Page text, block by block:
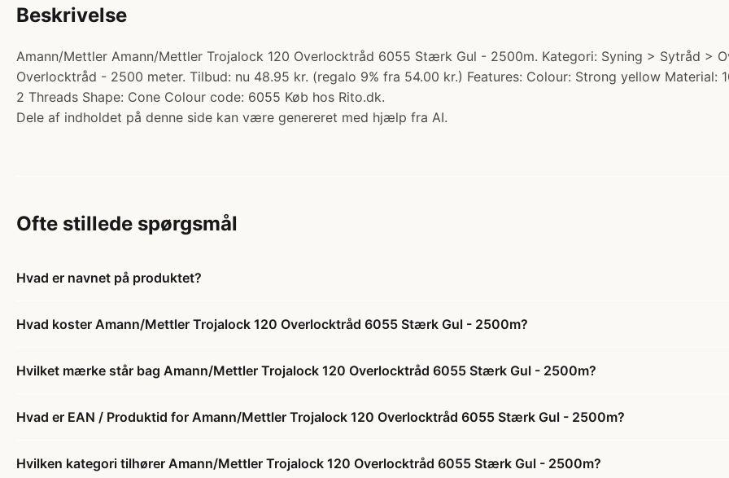
Beskrivelse
Amann/Mettler Amann/Mettler Trojalock 120 Overlocktråd 6055 Stærk Gul - 2500m. Kategori: Syning > Sytråd >
Overlocktråd - 2500 meter. Tilbud: nu 48.95 kr. (regalo 9% fra 54.00 kr.) Features: Colour: Strong yellow Material:
2 Threads Shape: Cone Colour code: 6055 Køb hos Rito.dk.
Dele af indholdet på denne side kan være genereret med hjælp fra AI.
Ofte stillede spørgsmål
Hvad er navnet på produktet?
Hvad koster Amann/Mettler Trojalock 120 Overlocktråd 6055 Stærk Gul - 2500m?
Hvilket mærke står bag Amann/Mettler Trojalock 120 Overlocktråd 6055 Stærk Gul - 2500m?
Hvad er EAN / Produktid for Amann/Mettler Trojalock 120 Overlocktråd 6055 Stærk Gul - 2500m?
Hvilken kategori tilhører Amann/Mettler Trojalock 120 Overlocktråd 6055 Stærk Gul - 2500m?